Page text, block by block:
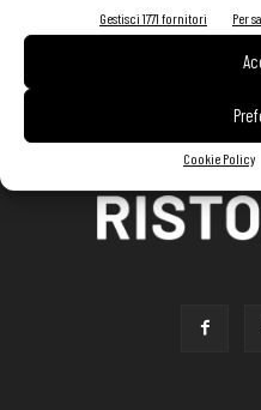
Gestisci 1771 fornitori Per
Cookie Policy